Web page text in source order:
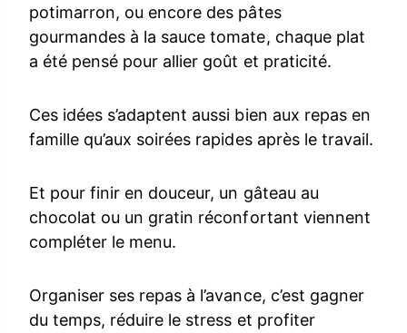
potimarron, ou encore des pâtes
gourmandes à la sauce tomate, chaque plat
a été pensé pour allier goût et praticité.
Ces idées s’adaptent aussi bien aux repas en
famille qu’aux soirées rapides après le travail.
Et pour finir en douceur, un gâteau au
chocolat ou un gratin réconfortant viennent
compléter le menu.
Organiser ses repas à l’avance, c’est gagner
du temps, réduire le stress et profiter